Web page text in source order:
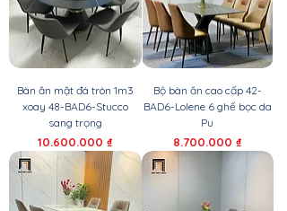
Bàn ăn mặt đá tròn 1m3
xoay 48-BAD6-Stucco
sang trọng
Giá
10.600.000 ₫
Bộ bàn ăn cao cấp 42-
BAD6-Lolene 6 ghế bọc da
Pu
Giá
8.700.000 ₫